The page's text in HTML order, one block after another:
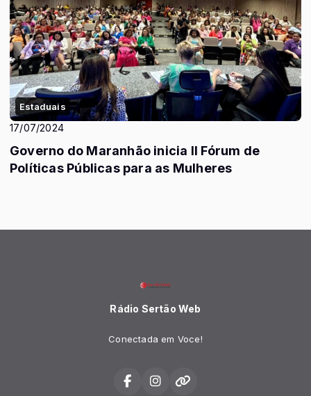
Estaduais
17/07/2024
Governo do Maranhão inicia II Fórum de
Políticas Públicas para as Mulheres
Rádio Sertão Web
Conectada em Voce!